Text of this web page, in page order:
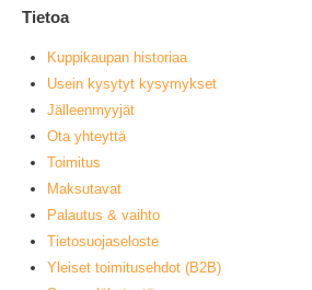
Tietoa
Kuppikaupan historiaa
Usein kysytyt kysymykset
Jälleenmyyjät
Ota yhteyttä
Toimitus
Maksutavat
Palautus & vaihto
Tietosuojaseloste
Yleiset toimitusehdot (B2B)